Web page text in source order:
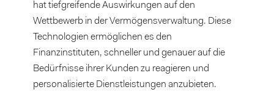
hat tiefgreifende Auswirkungen auf den
Wettbewerb in der Vermögensverwaltung. Diese
Technologien ermöglichen es den
Finanzinstituten, schneller und genauer auf die
Bedürfnisse ihrer Kunden zu reagieren und
personalisierte Dienstleistungen anzubieten.